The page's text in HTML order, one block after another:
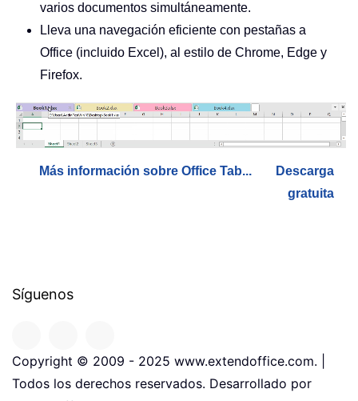
varios documentos simultáneamente.
Lleva una navegación eficiente con pestañas a
Office (incluido Excel), al estilo de Chrome, Edge y
Firefox.
Más información sobre Office Tab...
Descarga
gratuita
Síguenos
Copyright © 2009 - 2025 www.extendoffice.com. |
Todos los derechos reservados. Desarrollado por